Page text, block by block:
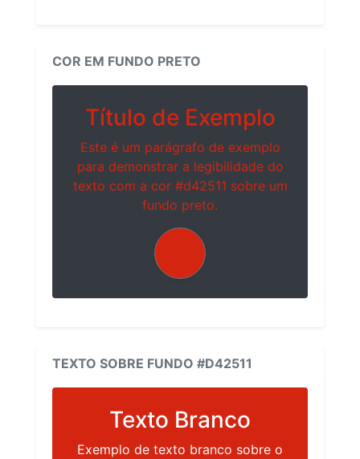
COR EM FUNDO PRETO
Título de Exemplo
Este é um parágrafo de exemplo
para demonstrar a legibilidade do
texto com a cor #d42511 sobre um
fundo preto.
TEXTO SOBRE FUNDO #D42511
Texto Branco
Exemplo de texto branco sobre o